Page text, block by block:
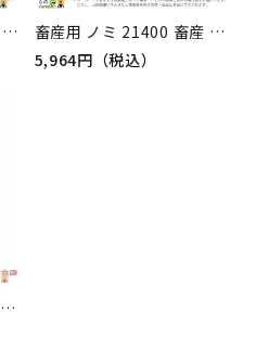
畜産用 フォーク 7本爪 木柄 31342 全長116cm 爪巾40cm 爪長39cm ビートフォーク 酪農 牧畜 産業動物 牛 豚 養豚 家畜
畜産用 ノミ 21400 畜産 酪農 牧畜 産業動物 牛 豚 養豚 家畜 畜産用品
5,964円（税込）
畜産用 オレンジフォーク グラスファイバー柄 4本爪 31332